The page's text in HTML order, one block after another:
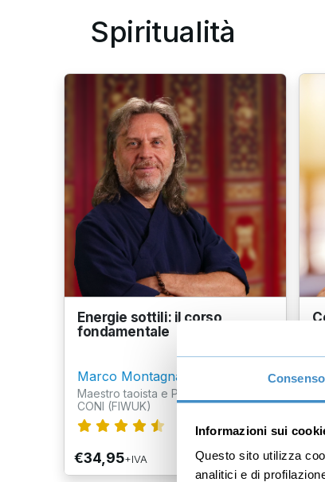
Consenso
Informazioni sui
Questo sito utilizza
analitici e di
Spiritualità
Energie sottili: il corso
fondamentale
Marco Montagnani
Maestro taoista e Palma di Bronzo
CONI (FIWUK)
319recensioni
€34,95+IVA